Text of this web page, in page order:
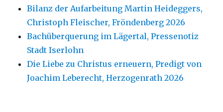
Bilanz der Aufarbeitung Martin Heideggers,
Christoph Fleischer, Fröndenberg 2026
Bachüberquerung im Lägertal, Pressenotiz
Stadt Iserlohn
Die Liebe zu Christus erneuern, Predigt von
Joachim Leberecht, Herzogenrath 2026